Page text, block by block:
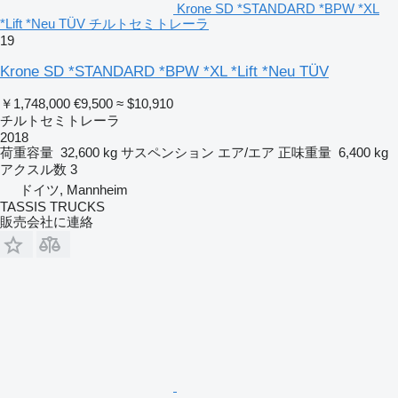
Krone SD *STANDARD *BPW *XL
*Lift *Neu TÜV チルトセミトレーラ
19
Krone SD *STANDARD *BPW *XL *Lift *Neu TÜV
￥1,748,000 €9,500 ≈ $10,910
チルトセミトレーラ
2018
荷重容量 32,600 kg サスペンション エア/エア 正味重量 6,400 kg
アクスル数 3
ドイツ, Mannheim
TASSIS TRUCKS
販売会社に連絡